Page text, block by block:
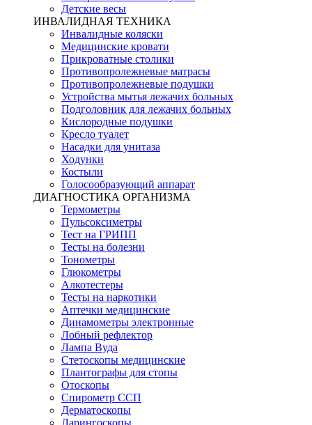
Детские весы
ИНВАЛИДНАЯ ТЕХНИКА
Инвалидные коляски
Медицинские кровати
Прикроватные столики
Противопролежневые матрасы
Противопролежневые подушки
Устройства мытья лежачих больных
Подголовник для лежачих больных
Кислородные подушки
Кресло туалет
Насадки для унитаза
Ходунки
Костыли
Голосообразующий аппарат
ДИАГНОСТИКА ОРГАНИЗМА
Термометры
Пульсоксиметры
Тест на ГРИПП
Тесты на болезни
Тонометры
Глюкометры
Алкотестеры
Тесты на наркотики
Аптечки медицинские
Динамометры электронные
Лобный рефлектор
Лампа Вуда
Стетоскопы медицинские
Плантографы для стопы
Отоскопы
Спирометр ССП
Дерматоскопы
Ларингоскопы